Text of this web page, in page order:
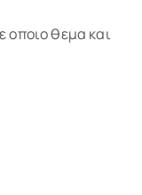
οποιο θεμα και